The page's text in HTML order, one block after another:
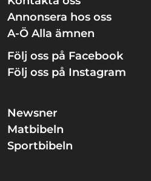
Annonsera hos oss
A-Ö Alla ämnen
Följ oss på Facebook
Följ oss på Instagram
Newsner
Matbibeln
Sportbibeln